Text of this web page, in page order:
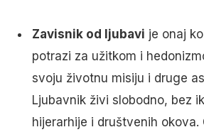
Zavisnik od ljubavi je onaj
potrazi za užitkom i
svoju životnu misiju i druge
Ljubavnik živi slobodno, bez
hijerarhije i društvenih okova.